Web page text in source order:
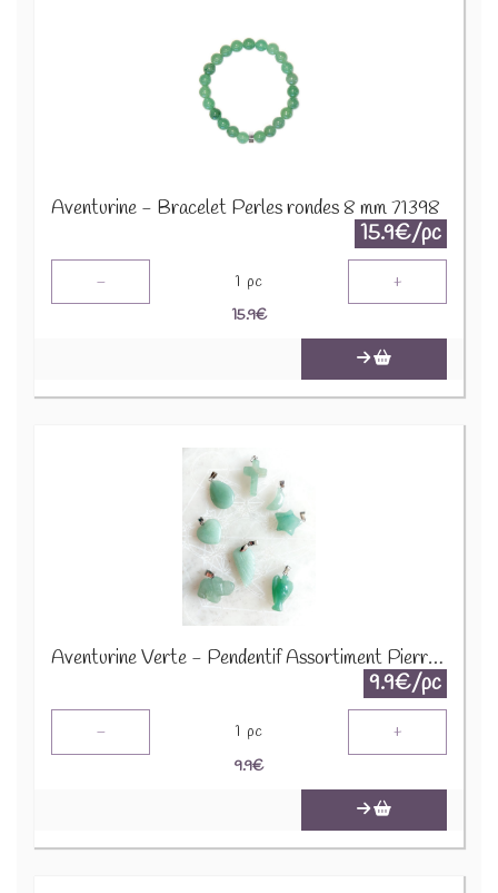
Aventurine - Bracelet Perles rondes 8 mm 71398
15.9€/pc
- 1 pc +
15.9€
Aventurine Verte - Pendentif Assortiment Pierres Précieuses GemPD-18
9.9€/pc
- 1 pc +
9.9€